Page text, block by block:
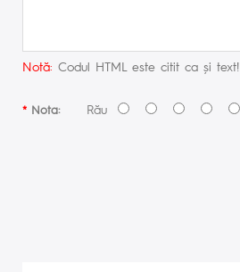
Notă: Codul HTML este citit ca şi text!
Nota:Rău